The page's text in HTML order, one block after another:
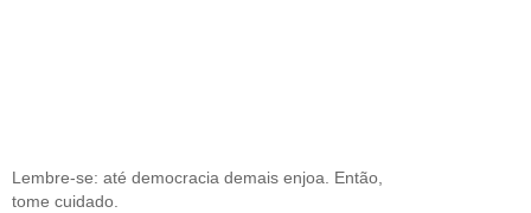
Lembre-se: até democracia demais enjoa. Então,
tome cuidado.